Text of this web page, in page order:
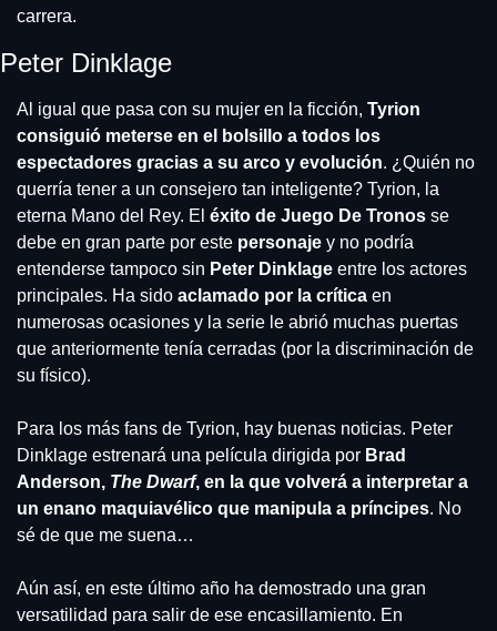
carrera.
Peter Dinklage
Al igual que pasa con su mujer en la ficción, Tyrion
consiguió meterse en el bolsillo a todos los
espectadores gracias a su arco y evolución. ¿Quién no
querría tener a un consejero tan inteligente? Tyrion, la
eterna Mano del Rey. El éxito de Juego De Tronos se
debe en gran parte por este personaje y no podría
entenderse tampoco sin Peter Dinklage entre los actores
principales. Ha sido aclamado por la crítica en
numerosas ocasiones y la serie le abrió muchas puertas
que anteriormente tenía cerradas (por la discriminación de
su físico).
Para los más fans de Tyrion, hay buenas noticias. Peter
Dinklage estrenará una película dirigida por Brad
Anderson, The Dwarf, en la que volverá a interpretar a
un enano maquiavélico que manipula a príncipes. No
sé de que me suena…
Aún así, en este último año ha demostrado una gran
versatilidad para salir de ese encasillamiento. En